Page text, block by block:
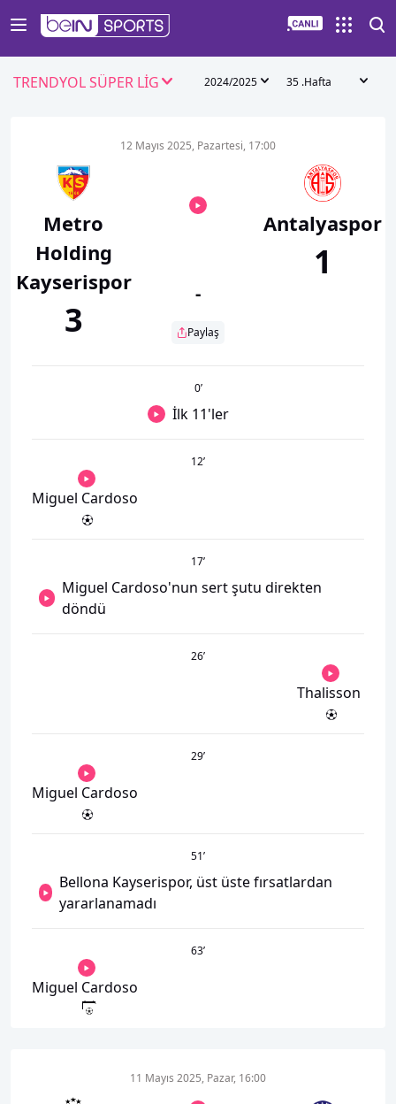
TRENDYOL SÜPER LİG 2024/2025 35 .Hafta
Metro
Holding
Kayserispor
3
12 Mayıs 2025, Pazartesi, 17:00
-
Paylaş
Antalyaspor
1
0’
İlk 11'ler
12’
Miguel Cardoso
17’
Miguel Cardoso'nun sert şutu direkten
döndü
26’
Thalisson
29’
Miguel Cardoso
51’
Bellona Kayserispor, üst üste fırsatlardan
yararlanamadı
63’
Miguel Cardoso
11 Mayıs 2025, Pazar, 16:00